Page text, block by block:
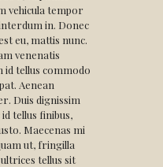
vehicula tempor
in. Donec
eu, mattis nunc.
venenatis
id tellus commodo
Aenean
Duis dignissim
tellus finibus,
Maecenas mi
ut, fringilla
tellus sit